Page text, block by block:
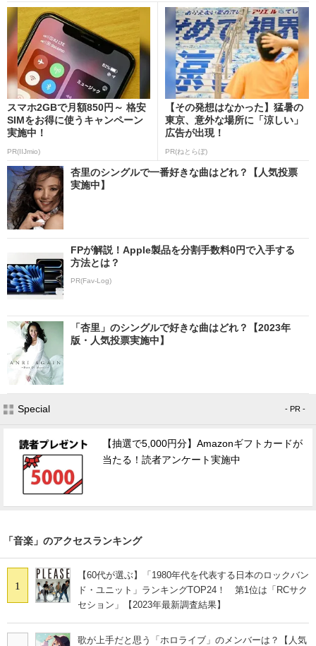
スマホ2GBで月額850円～ 格安
SIMをお得に使うキャンペーン
実施中！
PR(IIJmio)
【その発想はなかった】猛暑の
東京、意外な場所に「涼しい」
広告が出現！
PR(ねとらぼ)
杏里のシングルで一番好きな曲はどれ？【人気投票
実施中】
FPが解説！Apple製品を分割手数料0円で入手する
方法とは？
PR(Fav-Log)
「杏里」のシングルで好きな曲はどれ？【2023年
版・人気投票実施中】
Special - PR -
【抽選で5,000円分】Amazonギフトカードが
当たる！読者アンケート実施中
「音楽」のアクセスランキング
1
【60代が選ぶ】「1980年代を代表する日本のロックバン
ド・ユニット」ランキングTOP24！ 第1位は「RCサク
セション」【2023年最新調査結果】
歌が上手だと思う「ホロライブ」のメンバーは？【人気